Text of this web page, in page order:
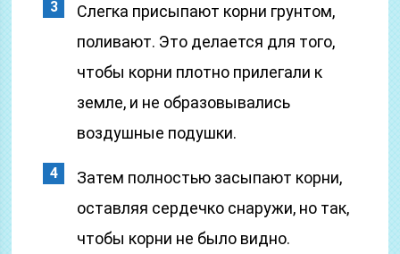
Слегка присыпают корни грунтом,
поливают. Это делается для того,
чтобы корни плотно прилегали к
земле, и не образовывались
воздушные подушки.
Затем полностью засыпают корни,
оставляя сердечко снаружи, но так,
чтобы корни не было видно.